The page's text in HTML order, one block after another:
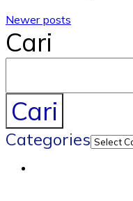
Newer posts
Cari
Cari
Categories